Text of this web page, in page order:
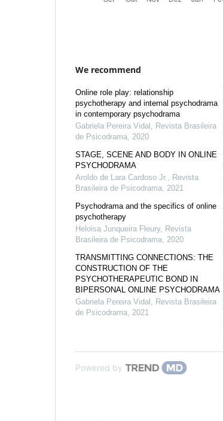
We recommend
Online role play: relationship
psychotherapy and internal psychodrama
in contemporary psychodrama
Gabriela Pereira Vidal , Revista Brasileira
de Psicodrama, 2020
STAGE, SCENE AND BODY IN ONLINE
PSYCHODRAMA
Aroldo de Lara Cardoso Jr., Revista
Brasileira de Psicodrama, 2021
Psychodrama and the specifics of online
psychotherapy
Heloisa Junqueira Fleury, Revista
Brasileira de Psicodrama, 2020
TRANSMITTING CONNECTIONS: THE
CONSTRUCTION OF THE
PSYCHOTHERAPEUTIC BOND IN
BIPERSONAL ONLINE PSYCHODRAMA
Gabriela Pereira Vidal , Revista Brasileira
de Psicodrama, 2021
Powered by